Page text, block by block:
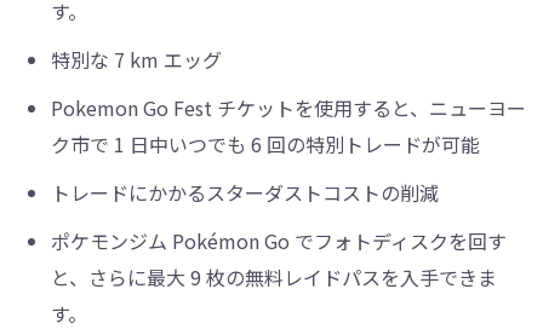
す。
特別な 7 km エッグ
Pokemon Go Fest チケットを使用すると、ニューヨー
ク市で 1 日中いつでも 6 回の特別トレードが可能
トレードにかかるスターダストコストの削減
ポケモンジム Pokémon Go でフォトディスクを回す
と、さらに最大 9 枚の無料レイドパスを入手できま
す。